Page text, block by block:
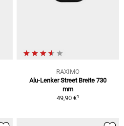
RAXIMO
Alu-Lenker Street Breite 730
mm
49,90 €1